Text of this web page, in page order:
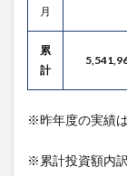
月
累
計
※昨年度の実績は
※累計投資額内訳